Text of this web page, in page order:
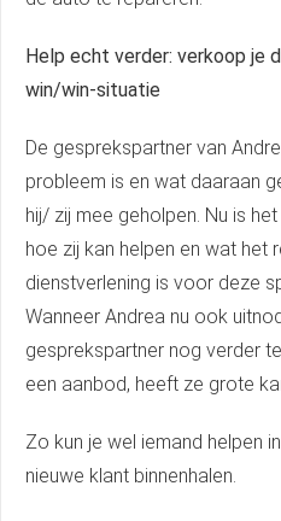
Help echt verder: verkoop je
win/win-situatie
De gesprekspartner van
probleem is en wat daaraan
hij/ zij mee geholpen. Nu is
hoe zij kan helpen en wat het
dienstverlening is voor deze
Wanneer Andrea nu ook
gesprekspartner nog verder
een aanbod, heeft ze grote
Zo kun je wel iemand helpen
nieuwe klant binnenhalen.